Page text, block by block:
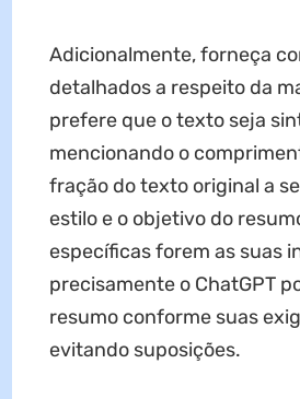
Adicionalmente, forneça
detalhados a respeito da
prefere que o texto seja
mencionando o
fração do texto original a
estilo e o objetivo do
específicas forem as suas
precisamente o ChatGPT
resumo conforme suas
evitando suposições.